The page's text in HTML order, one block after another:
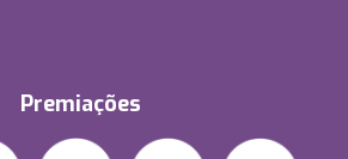
Premiações